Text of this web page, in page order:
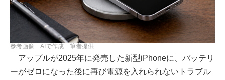
参考画像 AIで作成 筆者提供
アップルが2025年に発売した新型iPhoneに、バッテリ
ーがゼロになった後に再び電源を入れられないトラブル